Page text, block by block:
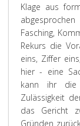
Klage aus
Fasching,
Rekurs die
eins, Ziffer
hier - eine
kann ihr die
Zulässigkeit
das Gericht
Gründen